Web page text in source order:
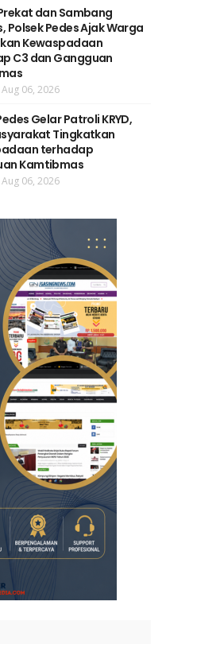
dan Sambang
Polsek Pedes Ajak Warga
Kewaspadaan
C3 dan Gangguan
Aug 06, 2026
Gelar Patroli KRYD,
Tingkatkan
terhadap
Kamtibmas
Aug 06, 2026